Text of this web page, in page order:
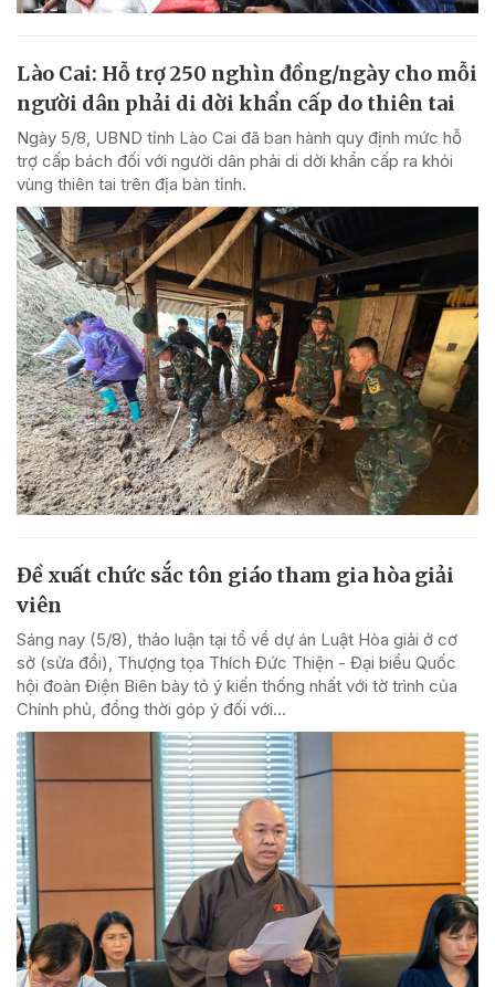
Lào Cai: Hỗ trợ 250 nghìn đồng/ngày cho mỗi
người dân phải di dời khẩn cấp do thiên tai
Ngày 5/8, UBND tỉnh Lào Cai đã ban hành quy định mức hỗ
trợ cấp bách đối với người dân phải di dời khẩn cấp ra khỏi
vùng thiên tai trên địa bàn tỉnh.
Đề xuất chức sắc tôn giáo tham gia hòa giải
viên
Sáng nay (5/8), thảo luận tại tổ về dự án Luật Hòa giải ở cơ
sở (sửa đổi), Thượng tọa Thích Đức Thiện - Đại biểu Quốc
hội đoàn Điện Biên bày tỏ ý kiến thống nhất với tờ trình của
Chính phủ, đồng thời góp ý đối với...